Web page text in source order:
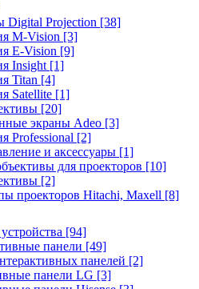
Digital Projection [38]
M-Vision [3]
E-Vision [9]
Insight [1]
Titan [4]
Satellite [1]
[20]
экраны Adeo [3]
Professional [2]
и аксессуары [1]
для проекторов [10]
[2]
проекторов Hitachi, Maxell [8]
[94]
панели [49]
панелей [2]
панели LG [3]